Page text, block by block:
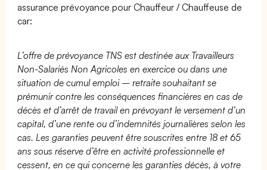
assurance prévoyance pour Chauffeur / Chauffeuse de
car:
L’offre de prévoyance TNS est destinée aux Travailleurs
Non-Salariés Non Agricoles en exercice ou dans une
situation de cumul emploi – retraite souhaitant se
prémunir contre les conséquences financières en cas de
décès et d’arrêt de travail en prévoyant le versement d’un
capital, d’une rente ou d’indemnités journalières selon les
cas. Les garanties peuvent être souscrites entre 18 et 65
ans sous réserve d’être en activité professionnelle et
cessent, en ce qui concerne les garanties décès, à votre